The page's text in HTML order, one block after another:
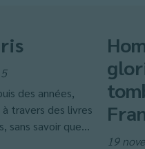
des années,
travers des livres
sans savoir que...
19